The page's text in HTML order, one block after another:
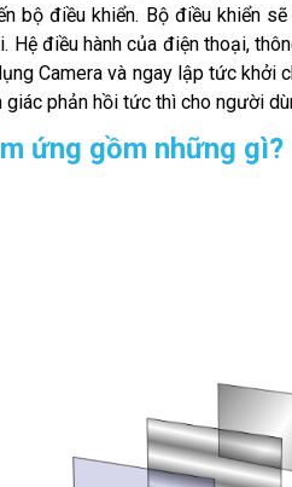
bộ điều khiển. Bộ điều khiển
điều hành của điện thoại,
Camera và ngay lập tức khởi
phản hồi tức thì cho người
ứng gồm những gì?